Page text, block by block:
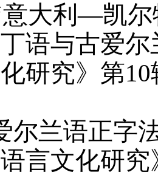
意大利—凯
语与古爱
研究》第10
尔兰语正字
言文化研